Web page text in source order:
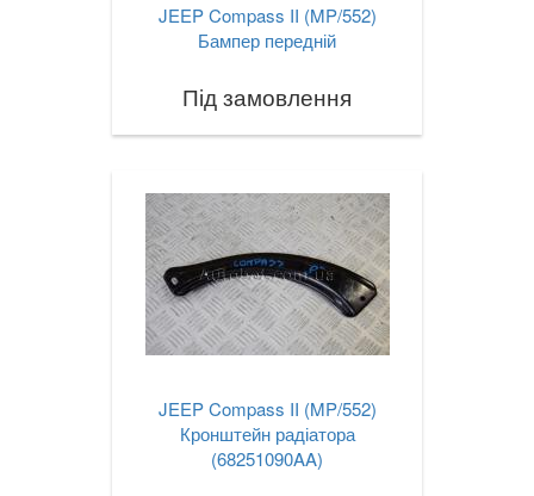
JEEP Compass II (MP/552)
Бампер передній
Під замовлення
JEEP Compass II (MP/552)
Кронштейн радіатора
(68251090AA)